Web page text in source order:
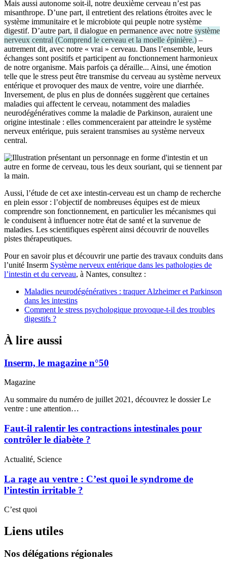
Mais aussi autonome soit-il, notre deuxième cerveau n’est pas
misanthrope. D’une part, il entretient des relations étroites avec le
système immunitaire et le microbiote qui peuple notre système
digestif. D’autre part, il dialogue en permanence avec notre système
nerveux central (Comprend le cerveau et la moelle épinière.) –
autrement dit, avec notre « vrai » cerveau. Dans l’ensemble, leurs
échanges sont positifs et participent au fonctionnement harmonieux
de notre organisme. Mais parfois ça déraille... Ainsi, une émotion
telle que le stress peut être transmise du cerveau au système nerveux
entérique et provoquer des maux de ventre, voire une diarrhée.
Inversement, de plus en plus de données suggèrent que certaines
maladies qui affectent le cerveau, notamment des maladies
neurodégénératives comme la maladie de Parkinson, auraient une
origine intestinale : elles commenceraient par atteindre le système
nerveux entérique, puis seraient transmises au système nerveux
central.
Aussi, l’étude de cet axe intestin-cerveau est un champ de recherche
en plein essor : l’objectif de nombreuses équipes est de mieux
comprendre son fonctionnement, en particulier les mécanismes qui
le conduisent à influencer notre état de santé et la survenue de
maladies. Les scientifiques espèrent ainsi découvrir de nouvelles
pistes thérapeutiques.
Pour en savoir plus et découvrir une partie des travaux conduits dans
l’unité Inserm Système nerveux entérique dans les pathologies de
l’intestin et du cerveau, à Nantes, consultez :
Maladies neurodégénératives : traquer Alzheimer et Parkinson
dans les intestins
Comment le stress psychologique provoque-t-il des troubles
digestifs ?
À lire aussi
Inserm, le magazine n°50
Magazine
Au sommaire du numéro de juillet 2021, découvrez le dossier Le
ventre : une attention…
Faut-il ralentir les contractions intestinales pour
contrôler le diabète ?
Actualité, Science
La rage au ventre : C’est quoi le syndrome de
l’intestin irritable ?
C’est quoi
Liens utiles
Nos délégations régionales